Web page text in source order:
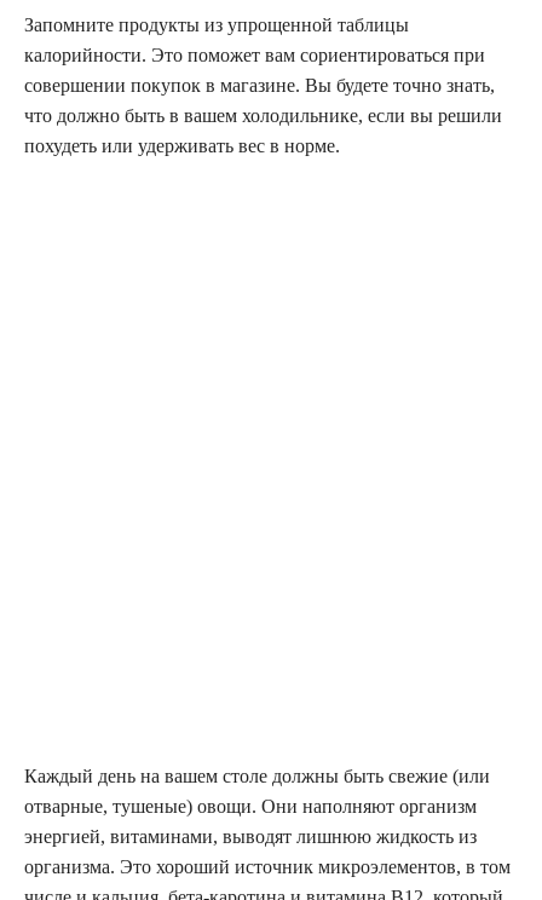
Запомните продукты из упрощенной таблицы
калорийности. Это поможет вам сориентироваться при
совершении покупок в магазине. Вы будете точно знать,
что должно быть в вашем холодильнике, если вы решили
похудеть или удерживать вес в норме.
Каждый день на вашем столе должны быть свежие (или
отварные, тушеные) овощи. Они наполняют организм
энергией, витаминами, выводят лишнюю жидкость из
организма. Это хороший источник микроэлементов, в том